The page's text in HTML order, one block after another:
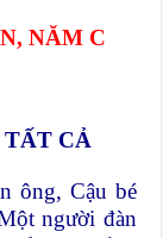
NĂM C
CẢ
ông, Cậu bé
người đàn